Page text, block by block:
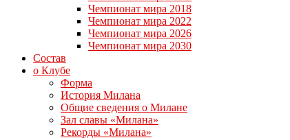
Чемпионат мира 2018
Чемпионат мира 2022
Чемпионат мира 2026
Чемпионат мира 2030
Состав
о Клубе
Форма
История Милана
Общие сведения о Милане
Зал славы «Милана»
Рекорды «Милана»